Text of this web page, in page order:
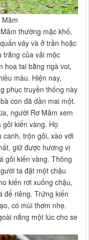
thường mặc khố,
váy và ở trần hoặc
trắng của vải mộc
hoa tai bằng ngà voi,
màu. Hiện nay,
phục truyền thống này
con đã dần mai một.
người Rơ Măm xem
kiến vàng. Họ
trộn gỏi, xào với
giữ được hương vị
gỏi kiến vàng. Thông
ta đặt một chậu
kiến rơi xuống chậu,
để riêng. Trứng kiến
có mùi thơm nhẹ.
nắng một lúc cho se